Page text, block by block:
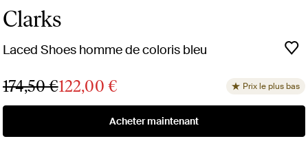
Clarks
Laced Shoes homme de coloris bleu
174,50 €122,00 € Prix le plus bas
Acheter maintenant